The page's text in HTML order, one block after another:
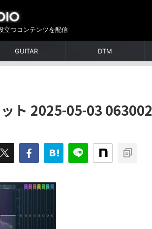
立つコンテンツを配信
GUITAR DTM
ト 2025-05-03 063002